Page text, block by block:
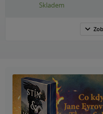
Skladem